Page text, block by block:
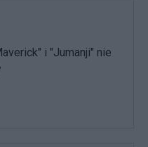
i "Jumanji" nie